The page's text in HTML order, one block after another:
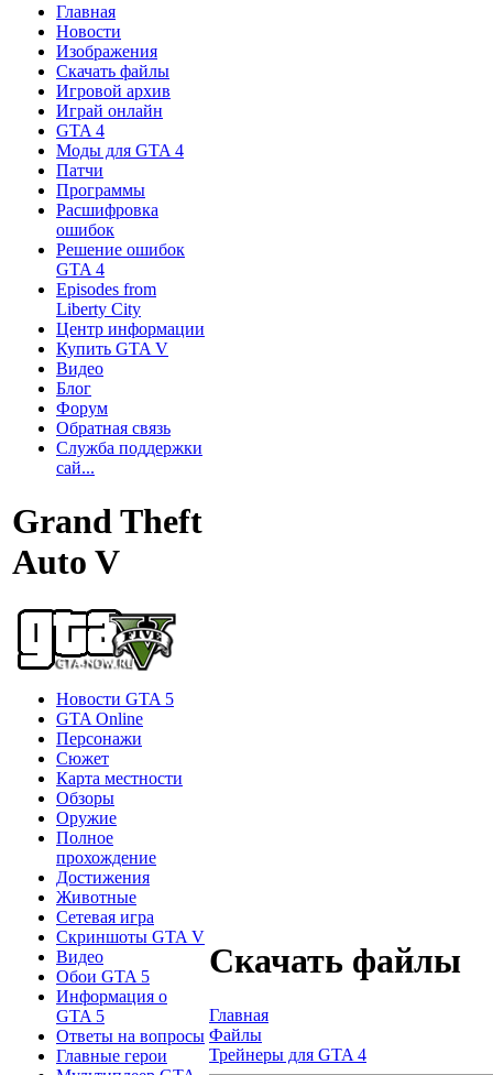
Главная
Новости
Изображения
Скачать файлы
Игровой архив
Играй онлайн
GTA 4
Моды для GTA 4
Патчи
Программы
Расшифровка
ошибок
Решение ошибок
GTA 4
Episodes from
Liberty City
Центр информации
Купить GTA V
Видео
Блог
Форум
Обратная связь
Служба поддержки
сай...
Grand Theft
Auto V
Новости GTA 5
GTA Online
Персонажи
Сюжет
Карта местности
Обзоры
Оружие
Полное
прохождение
Достижения
Животные
Сетевая игра
Скриншоты GTA V
Видео
Обои GTA 5
Информация о
GTA 5
Ответы на вопросы
Главные герои
Скачать файлы
Главная
Файлы
Трейнеры для GTA 4